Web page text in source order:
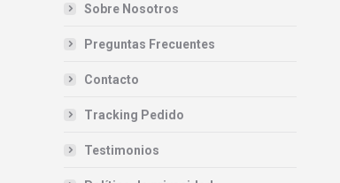
Sobre Nosotros
Preguntas Frecuentes
Contacto
Tracking Pedido
Testimonios